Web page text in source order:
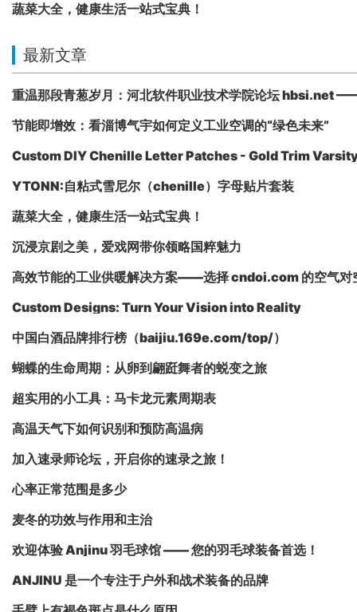
蔬菜大全，健康生活一站式宝典！
最新文章
重温那段青葱岁月：河北软件职业技术学院论坛 hbsi.net
节能即增效：看淄博气宇如何定义工业空调的“绿色未来”
Custom DIY Chenille Letter Patches - Gold Trim
YTONN:自粘式雪尼尔（chenille）字母贴片套装
蔬菜大全，健康生活一站式宝典！
沉浸京剧之美，爱戏网带你领略国粹魅力
高效节能的工业供暖解决方案——选择 cndoi.com 的空气对
Custom Designs: Turn Your Vision into Reality
中国白酒品牌排行榜（baijiu.169e.com/top/）
蝴蝶的生命周期：从卵到翩跹舞者的蜕变之旅
超实用的小工具：马卡龙元素周期表
高温天气下如何识别和预防高温病
加入速录师论坛，开启你的速录之旅！
心率正常范围是多少
麦冬的功效与作用和主治
欢迎体验 Anjinu 羽毛球馆 —— 您的羽毛球装备首选！
ANJINU 是一个专注于户外和战术装备的品牌